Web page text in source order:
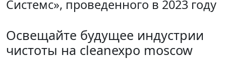
Системс», проведенного в 2023 году
Освещайте будущее индустрии
чистоты на cleanexpo moscow